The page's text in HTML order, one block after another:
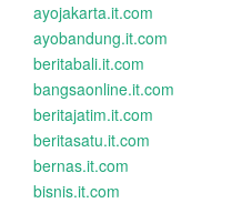
ayojakarta.it.com
ayobandung.it.com
beritabali.it.com
bangsaonline.it.com
beritajatim.it.com
beritasatu.it.com
bernas.it.com
bisnis.it.com